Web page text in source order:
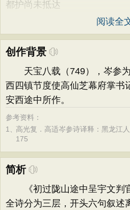
都护尚未抵达
阅读全
创作背景
天宝八载（749），岑参为
西四镇节度使高仙芝幕府掌书
安西途中所作。
参考资料：
1、高光复．高适岑参诗译释：黑龙江
175
简析
《初过陇山途中呈宇文判官
全诗分为三层，开头六句叙述